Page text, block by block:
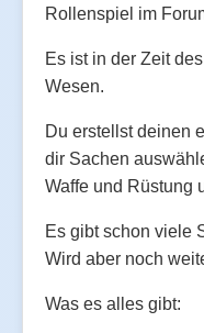
Rollenspiel im
Es ist in der Zeit
Wesen.
Du erstellst deinen
dir Sachen
Waffe und Rüstung
Es gibt schon viele
Wird aber noch
Was es alles gibt: